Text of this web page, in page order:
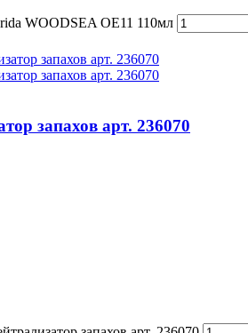
WOODSEA OE11 110мл
запахов арт. 236070